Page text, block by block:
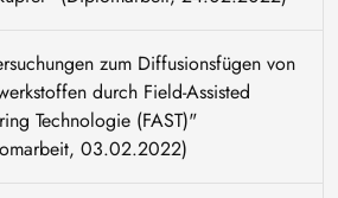
zum Diffusionsfügen von
durch Field-Assisted
Technologie (FAST)"
03.02.2022)